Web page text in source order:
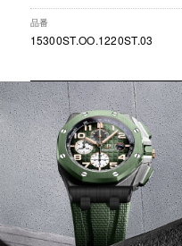
15300ST.OO.1220ST.03